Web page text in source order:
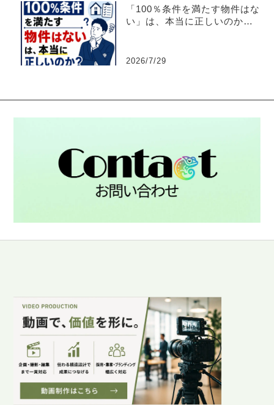
「100％条件を満たす物件はな
い」は、本当に正しいのか？
2026/7/29